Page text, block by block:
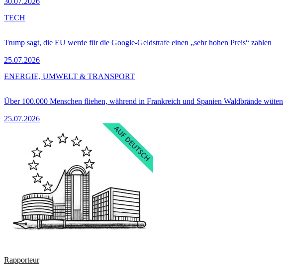
Trump sagt, die EU werde für die Google-Geldstrafe einen „sehr hohen Preis“ zahlen
25.07.2026
TECH
Über 100.000 Menschen fliehen, während in Frankreich und Spanien Waldbrände wüten
25.07.2026
ENERGIE, UMWELT & TRANSPORT
Rapporteur